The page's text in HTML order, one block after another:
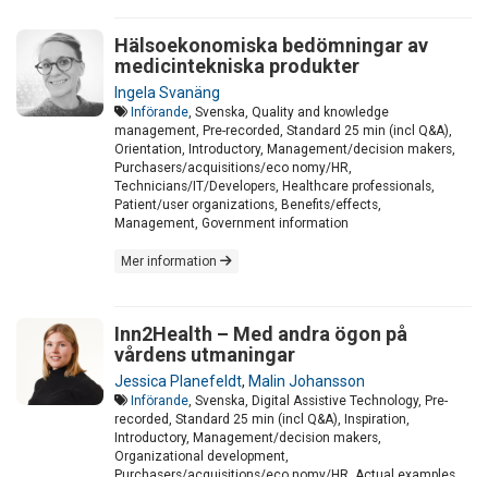
Hälsoekonomiska bedömningar av
medicintekniska produkter
Ingela Svanäng
Införande, Svenska, Quality and knowledge
management, Pre-recorded, Standard 25 min (incl Q&A),
Orientation, Introductory, Management/decision makers,
Purchasers/acquisitions/eco nomy/HR,
Technicians/IT/Developers, Healthcare professionals,
Patient/user organizations, Benefits/effects,
Management, Government information
Mer information
Inn2Health – Med andra ögon på
vårdens utmaningar
Jessica Planefeldt, Malin Johansson
Införande, Svenska, Digital Assistive Technology, Pre-
recorded, Standard 25 min (incl Q&A), Inspiration,
Introductory, Management/decision makers,
Organizational development,